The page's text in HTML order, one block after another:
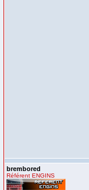
brembored
Référent ENGINS